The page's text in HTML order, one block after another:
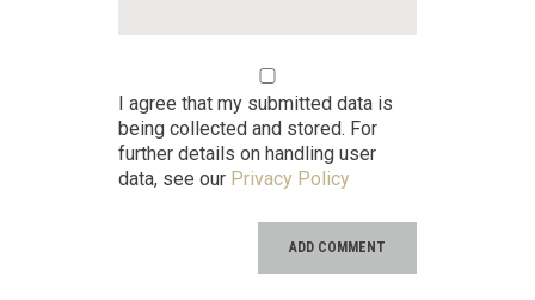
I agree that my submitted data is
being collected and stored. For
further details on handling user
data, see our Privacy Policy